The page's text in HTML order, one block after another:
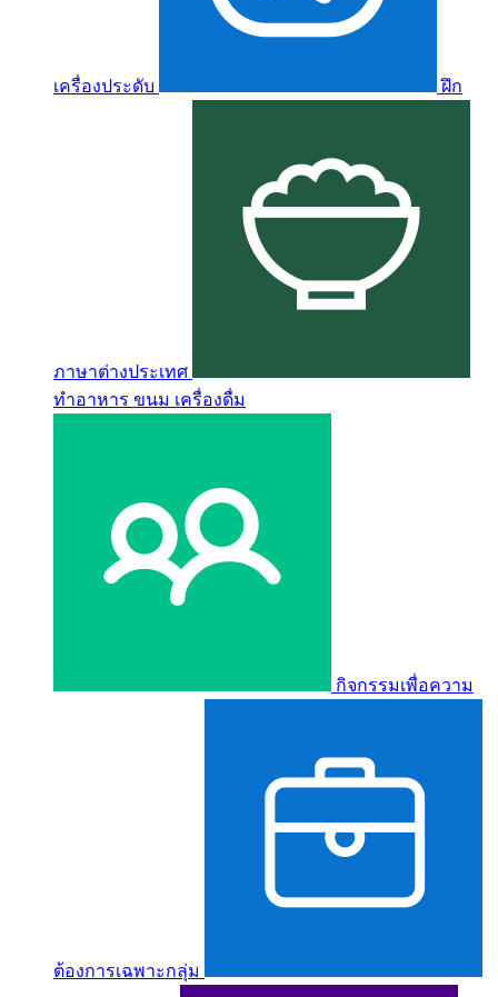
เครื่องประดับ ฝึก
ภาษาต่างประเทศ
ทำอาหาร ขนม เครื่องดื่ม
กิจกรรมเพื่อความ
ต้องการเฉพาะกลุ่ม